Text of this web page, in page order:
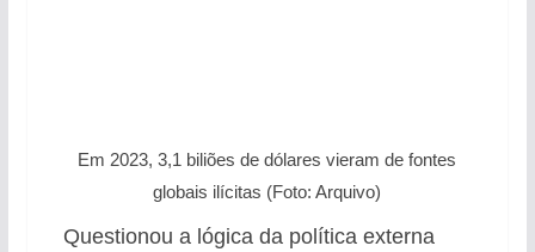
Em 2023, 3,1 biliões de dólares vieram de fontes
globais ilícitas (Foto: Arquivo)
Questionou a lógica da política externa